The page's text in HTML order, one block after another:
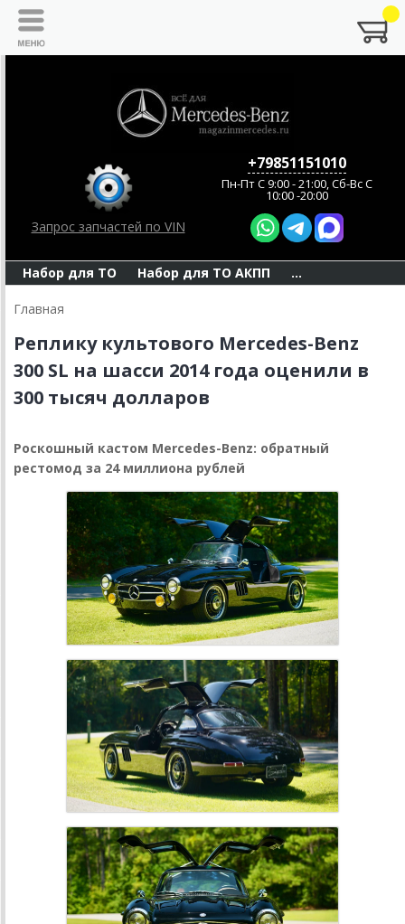
Запрос запчастей по VIN
+79851151010
Пн-Пт C 9:00 - 21:00, Сб-Вс С
10:00 -20:00
Набор для ТО Набор для ТО АКПП ...
Главная
Реплику культового Mercedes-Benz
300 SL на шасси 2014 года оценили в
300 тысяч долларов
Роскошный кастом Mercedes-Benz: обратный
рестомод за 24 миллиона рублей